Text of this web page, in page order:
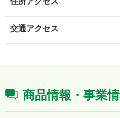
交通アクセス
商品情報・事業